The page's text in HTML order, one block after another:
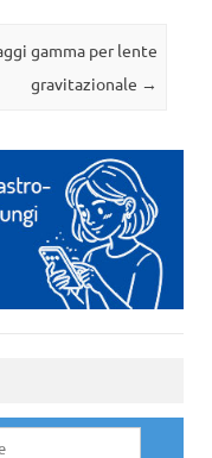
gamma per lente
gravitazionale →